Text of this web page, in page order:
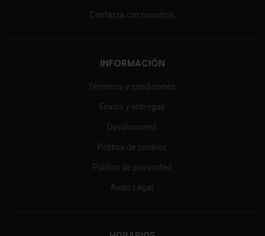
Contacta con nosotros
INFORMACIÓN
Términos y condiciones
Envíos y entregas
Devoluciones
Política de cookies
Política de privacidad
Aviso Legal